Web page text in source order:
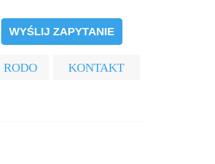
WYŚLIJ ZAPYTANIE
RODO KONTAKT